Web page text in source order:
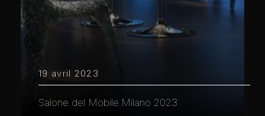
19 avril 2023
Salone del Mobile.Milano 2023